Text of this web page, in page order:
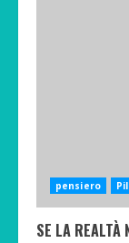
pensiero
SE LA REALTÀ